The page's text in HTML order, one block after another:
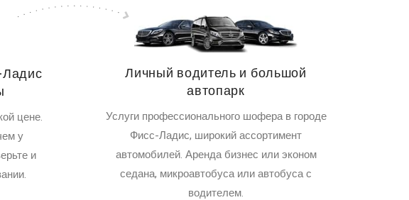
цене.
у
и
Личный водитель и большой
автопарк
Услуги профессионального шофера в городе
Фисс-Ладис, широкий ассортимент
автомобилей. Аренда бизнес или эконом
седана, микроавтобуса или автобуса с
водителем.